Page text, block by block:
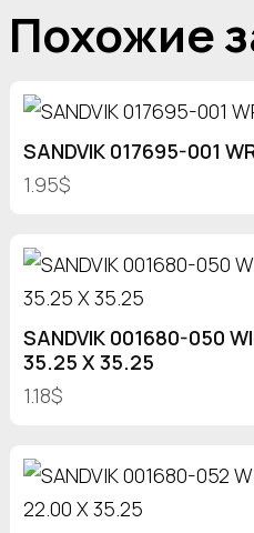
Похожие
SANDVIK 017695-001
1.95$
SANDVIK 001680-050
35.25 X 35.25
1.18$